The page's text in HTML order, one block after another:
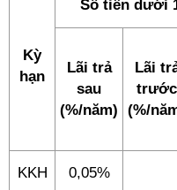
Kỳ
hạn
Số tiền dưới
Lãi trả
sau
(%/năm)
Lãi
trước
(%/
KKH 0,05%